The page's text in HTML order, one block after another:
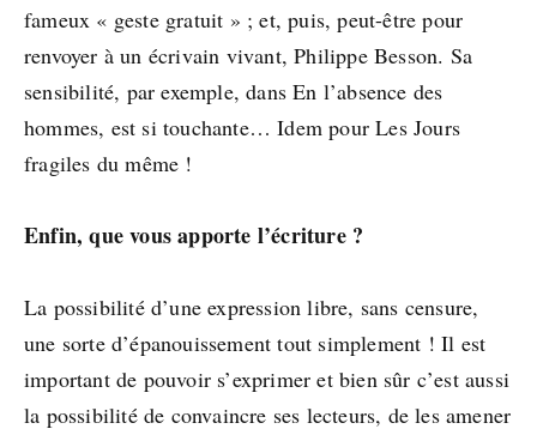
fameux « geste gratuit » ; et, puis, peut-être pour
renvoyer à un écrivain vivant, Philippe Besson. Sa
sensibilité, par exemple, dans En l’absence des
hommes, est si touchante… Idem pour Les Jours
fragiles du même !
Enfin, que vous apporte l’écriture ?
La possibilité d’une expression libre, sans censure,
une sorte d’épanouissement tout simplement ! Il est
important de pouvoir s’exprimer et bien sûr c’est aussi
la possibilité de convaincre ses lecteurs, de les amener